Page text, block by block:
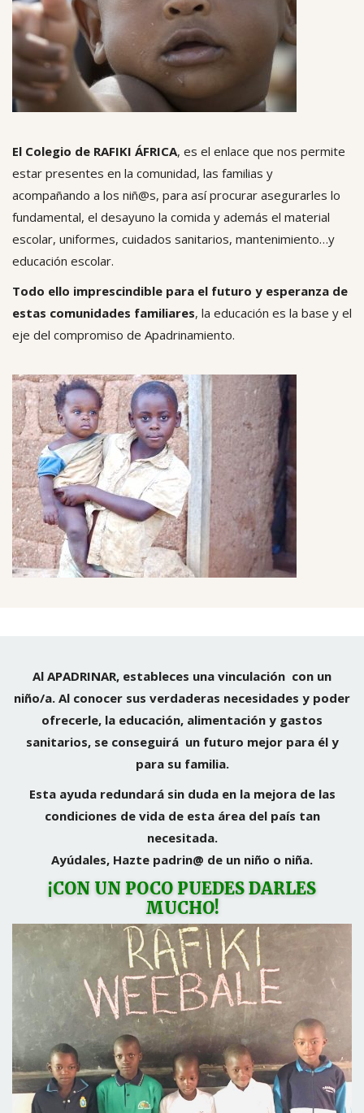
El Colegio de RAFIKI ÁFRICA, es el enlace que nos permite
estar presentes en la comunidad, las familias y
acompañando a los niñ@s, para así procurar asegurarles lo
fundamental, el desayuno la comida y además el material
escolar, uniformes, cuidados sanitarios, mantenimiento…y
educación escolar.
Todo ello imprescindible para el futuro y esperanza de
estas comunidades familiares, la educación es la base y el
eje del compromiso de Apadrinamiento.
Al APADRINAR, estableces una vinculación con un
niño/a. Al conocer sus verdaderas necesidades y poder
ofrecerle, la educación, alimentación y gastos
sanitarios, se conseguirá un futuro mejor para él y
para su familia.
Esta ayuda redundará sin duda en la mejora de las
condiciones de vida de esta área del país tan
necesitada.
Ayúdales, Hazte padrin@ de un niño o niña.
¡CON UN POCO PUEDES DARLES
MUCHO!